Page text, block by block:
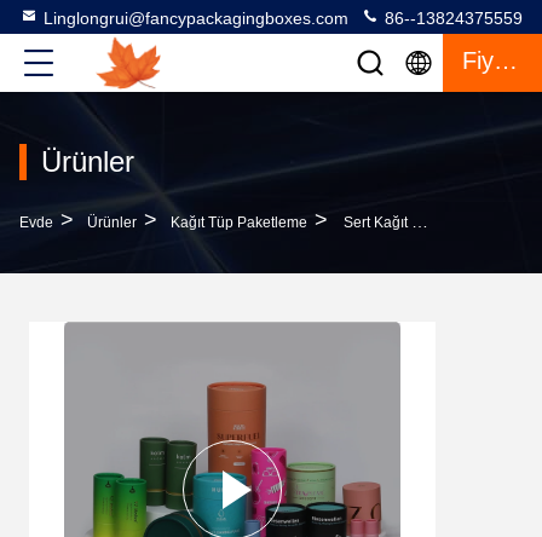
Linglongrui@fancypackagingboxes.com 86--13824375559
Fiyat Teklifi
Ürünler
Evde > Ürünler > Kağıt Tüp Paketleme > Sert Kağıt Tüpleri Kozmetik Paketleri Esanslı Yağ Esansı Damla Şişesi 30ml 40ml